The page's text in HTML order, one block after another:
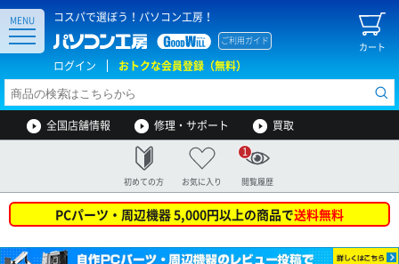
コスパで選ぼう！パソコン工房！
カート
ご利用ガイド
ログイン おトクな会員登録（無料）
MENU
全国店舗情報 修理・サポート 買取
初めての方 お気に入り 閲覧履歴
1
PCパーツ・周辺機器 5,000円以上の商品で送料無料